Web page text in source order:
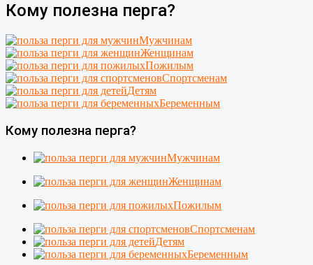
Кому полезна перга?
Мужчинам
Женщинам
Пожилым
Спортсменам
Детям
Беременным
Кому полезна перга?
Мужчинам
Женщинам
Пожилым
Спортсменам
Детям
Беременным